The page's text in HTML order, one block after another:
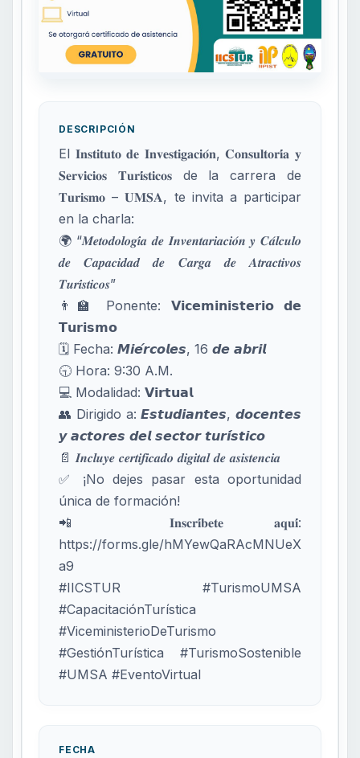
DESCRIPCIÓN
El 𝐈𝐧𝐬𝐭𝐢𝐭𝐮𝐭𝐨 𝐝𝐞 𝐈𝐧𝐯𝐞𝐬𝐭𝐢𝐠𝐚𝐜𝐢𝐨́𝐧, 𝐂𝐨𝐧𝐬𝐮𝐥𝐭𝐨𝐫𝐢́𝐚 𝐲
𝐒𝐞𝐫𝐯𝐢𝐜𝐢𝐨𝐬 𝐓𝐮𝐫𝐢́𝐬𝐭𝐢𝐜𝐨𝐬 de la carrera de
𝐓𝐮𝐫𝐢𝐬𝐦𝐨 – 𝐔𝐌𝐒𝐀, te invita a participar
en la charla:
🌍 “𝑴𝒆𝒕𝒐𝒅𝒐𝒍𝒐𝒈𝒊́𝒂 𝒅𝒆 𝑰𝒏𝒗𝒆𝒏𝒕𝒂𝒓𝒊𝒂𝒄𝒊𝒐́𝒏 𝒚 𝑪𝒂́𝒍𝒄𝒖𝒍𝒐
𝒅𝒆 𝑪𝒂𝒑𝒂𝒄𝒊𝒅𝒂𝒅 𝒅𝒆 𝑪𝒂𝒓𝒈𝒂 𝒅𝒆 𝑨𝒕𝒓𝒂𝒄𝒕𝒊𝒗𝒐𝒔
𝑻𝒖𝒓𝒊́𝒔𝒕𝒊𝒄𝒐𝒔”
👨🏫 Ponente: 𝗩𝗶𝗰𝗲𝗺𝗶𝗻𝗶𝘀𝘁𝗲𝗿𝗶𝗼 𝗱𝗲
𝗧𝘂𝗿𝗶𝘀𝗺𝗼
🗓 Fecha: 𝙈𝙞𝙚́𝙧𝙘𝙤𝙡𝙚𝙨, 16 𝙙𝙚 𝙖𝙗𝙧𝙞𝙡
🕤 Hora: 9:30 A.M.
💻 Modalidad: 𝗩𝗶𝗿𝘁𝘂𝗮𝗹
👥 Dirigido a: 𝙀𝙨𝙩𝙪𝙙𝙞𝙖𝙣𝙩𝙚𝙨, 𝙙𝙤𝙘𝙚𝙣𝙩𝙚𝙨
𝙮 𝙖𝙘𝙩𝙤𝙧𝙚𝙨 𝙙𝙚𝙡 𝙨𝙚𝙘𝙩𝙤𝙧 𝙩𝙪𝙧𝙞́𝙨𝙩𝙞𝙘𝙤
📄 𝑰𝒏𝒄𝒍𝒖𝒚𝒆 𝒄𝒆𝒓𝒕𝒊𝒇𝒊𝒄𝒂𝒅𝒐 𝒅𝒊𝒈𝒊𝒕𝒂𝒍 𝒅𝒆 𝒂𝒔𝒊𝒔𝒕𝒆𝒏𝒄𝒊𝒂
✅ ¡No dejes pasar esta oportunidad
única de formación!
📲 𝐈𝐧𝐬𝐜𝐫𝐢́𝐛𝐞𝐭𝐞 𝐚𝐪𝐮𝐢́:
https://forms.gle/hMYewQaRAcMNUeX
a9
#IICSTUR #TurismoUMSA
#CapacitaciónTurística
#ViceministerioDeTurismo
#GestiónTurística #TurismoSostenible
#UMSA #EventoVirtual
FECHA